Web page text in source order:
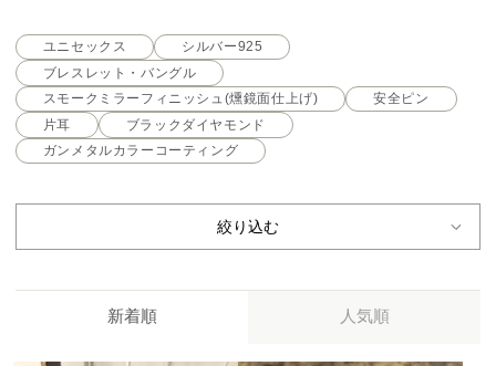
ユニセックス
シルバー925
ブレスレット・バングル
スモークミラーフィニッシュ(燻鏡面仕上げ)
安全ピン
片耳
ブラックダイヤモンド
ガンメタルカラーコーティング
絞り込む
新着順 人気順